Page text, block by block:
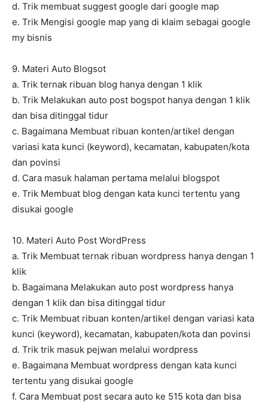
d. Trik membuat suggest google dari google map
e. Trik Mengisi google map yang di klaim sebagai google
my bisnis
9. Materi Auto Blogsot
a. Trik ternak ribuan blog hanya dengan 1 klik
b. Trik Melakukan auto post bogspot hanya dengan 1 klik
dan bisa ditinggal tidur
c. Bagaimana Membuat ribuan konten/artikel dengan
variasi kata kunci (keyword), kecamatan, kabupaten/kota
dan povinsi
d. Cara masuk halaman pertama melalui blogspot
e. Trik Membuat blog dengan kata kunci tertentu yang
disukai google
10. Materi Auto Post WordPress
a. Trik Membuat ternak ribuan wordpress hanya dengan 1
klik
b. Bagaimana Melakukan auto post wordpress hanya
dengan 1 klik dan bisa ditinggal tidur
c. Trik Membuat ribuan konten/artikel dengan variasi kata
kunci (keyword), kecamatan, kabupaten/kota dan povinsi
d. Trik trik masuk pejwan melalui wordpress
e. Bagaimana Membuat wordpress dengan kata kunci
tertentu yang disukai google
f. Cara Membuat post secara auto ke 515 kota dan bisa